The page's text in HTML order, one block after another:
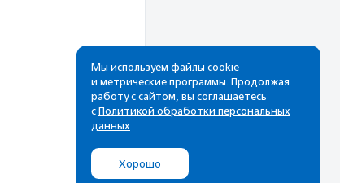
Рассылка
Cамые свежие новости,
почтовом ящике
Мы используем файлы cookie
и метрические программы. Продолжая
работу с сайтом, вы соглашаетесь
с Политикой обработки персональных
данных
Хорошо